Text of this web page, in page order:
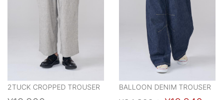
2TUCK CROPPED TROUSER BALLOON DENIM TROUSER